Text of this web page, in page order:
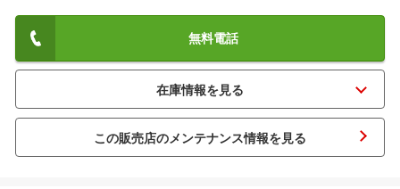
無料電話
この販売店のメンテナンス情報を見る